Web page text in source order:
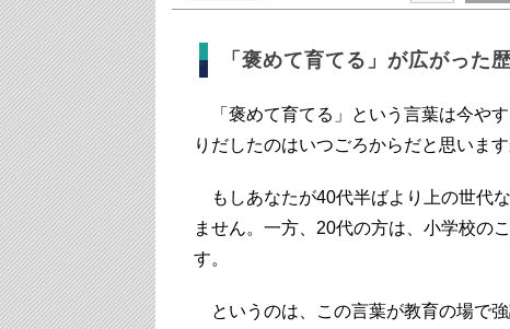
「褒めて育てる」が広がった
「褒めて育てる」という言葉は今や
りだしたのはいつごろからだと思います
もしあなたが40代半ばより上の世代
ません。一方、20代の方は、小学校の
す。
というのは、この言葉が教育の場で